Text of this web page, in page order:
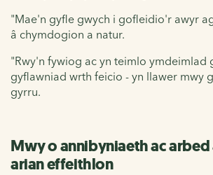
"Mae'n gyfle gwych i gofleidio'r awyr
â chymdogion a natur.
"Rwy'n fywiog ac yn teimlo ymdeimlad
gyflawniad wrth feicio - yn llawer mwy
gyrru.
Mwy o annibyniaeth ac arbed
arian effeithlon